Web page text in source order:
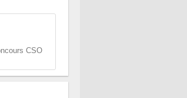
CSO